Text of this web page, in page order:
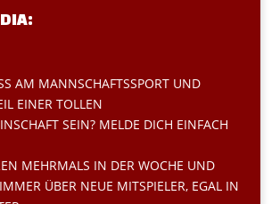
AM MANNSCHAFTSSPORT UND M
EINER TOLLEN S
SEIN? MELDE DICH EINFACH B
MEHRMALS IN DER WOCHE UND
ÜBER NEUE MITSPIELER, EGAL IN